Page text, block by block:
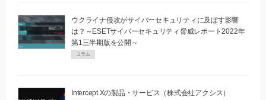
ウクライナ侵攻がサイバーセキュリティに及ぼす影響
は？～ESETサイバーセキュリティ脅威レポート2022年
第1三半期版を公開～
コラム
Intercept Xの製品・サービス（株式会社アクシス）